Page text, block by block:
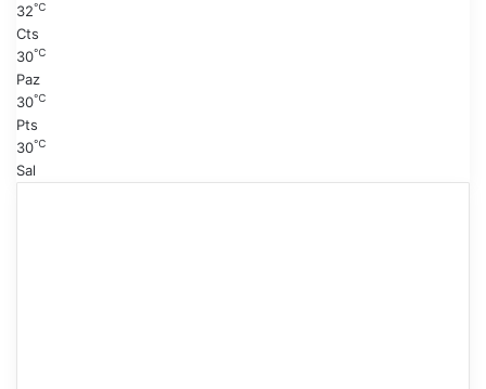
32℃
Cts
30℃
Paz
30℃
Pts
30℃
Sal